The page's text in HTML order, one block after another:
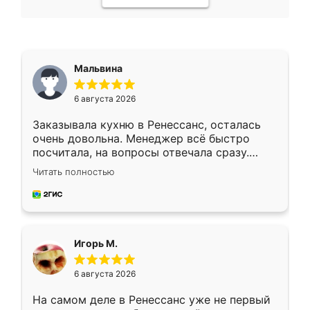
Мальвина
6 августа 2026
Заказывала кухню в Ренессанс, осталась
очень довольна. Менеджер всё быстро
посчитала, на вопросы отвечала сразу.
Замерщик приехал в субботу, подошёл к
делу со всей ответственностью. Собрали
за день, ребята работали аккуратно, даже
Читать полностью
Игорь М.
6 августа 2026
На самом деле в Ренессанс уже не первый